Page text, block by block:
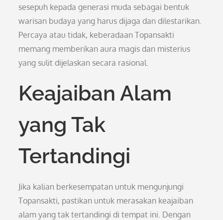
sesepuh kepada generasi muda sebagai bentuk
warisan budaya yang harus dijaga dan dilestarikan.
Percaya atau tidak, keberadaan Topansakti
memang memberikan aura magis dan misterius
yang sulit dijelaskan secara rasional.
Keajaiban Alam
yang Tak
Tertandingi
Jika kalian berkesempatan untuk mengunjungi
Topansakti, pastikan untuk merasakan keajaiban
alam yang tak tertandingi di tempat ini. Dengan